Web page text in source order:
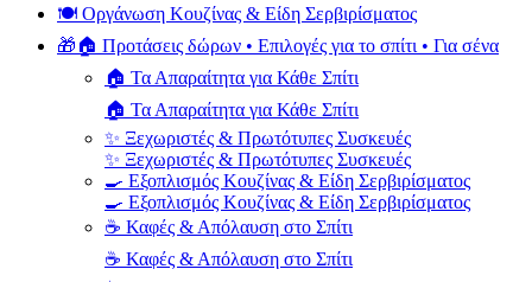
🍽️ Οργάνωση Κουζίνας & Είδη Σερβιρίσματος
🎁🏠 Προτάσεις δώρων • Επιλογές για το σπίτι • Για σένα
🏠 Τα Απαραίτητα για Κάθε Σπίτι
🏠 Τα Απαραίτητα για Κάθε Σπίτι
✨ Ξεχωριστές & Πρωτότυπες Συσκευές
✨ Ξεχωριστές & Πρωτότυπες Συσκευές
🍳 Εξοπλισμός Κουζίνας & Είδη Σερβιρίσματος
🍳 Εξοπλισμός Κουζίνας & Είδη Σερβιρίσματος
☕ Καφές & Απόλαυση στο Σπίτι
☕ Καφές & Απόλαυση στο Σπίτι